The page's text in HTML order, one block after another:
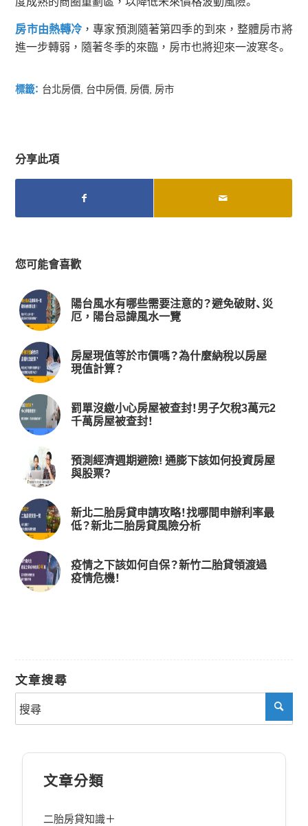
房市由熱轉冷，專家預測隨著第四季的到來，整體房市將
進一步轉弱，隨著冬季的來臨，房市也將迎來一波寒冬。
標籤： 台北房價 台中房價 房價 房市
分享此項
您可能會喜歡
陽台風水有哪些需要注意的？避免破財、災
厄，陽台忌諱風水一覽
房屋現值等於市價嗎？為什麼納稅以房屋
現值計算？
罰單沒繳小心房屋被查封！男子欠稅3萬元2
千萬房屋被查封！
預測經濟週期避險! 通膨下該如何投資房屋
與股票?
新北二胎房貸申請攻略！找哪間申辦利率最
低？新北二胎房貸風險分析
疫情之下該如何自保？新竹二胎貸領渡過
疫情危機！
文章搜尋
文章分類
二胎房貸知識＋